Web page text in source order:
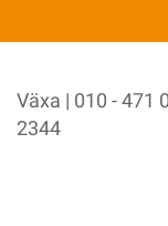
Växa | 010 - 471
2344